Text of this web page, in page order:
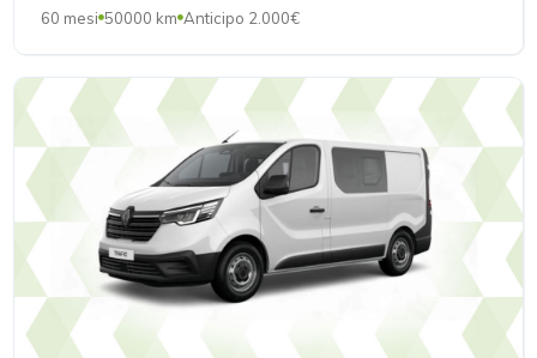
60 mesi 50000 km Anticipo 2.000€